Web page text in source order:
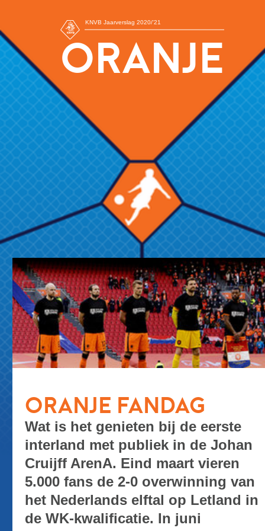
KNVB Jaarverslag 2020/'21
ORANJE
ORANJE FANDAG
Wat is het genieten bij de eerste
interland met publiek in de Johan
Cruijff ArenA. Eind maart vieren
5.000 fans de 2-0 overwinning van
het Nederlands elftal op Letland in
de WK-kwalificatie. In juni